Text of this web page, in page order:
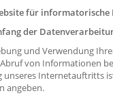
für informatorische
der
und Verwendung
von Informationen
Internetauftritts
angeben.